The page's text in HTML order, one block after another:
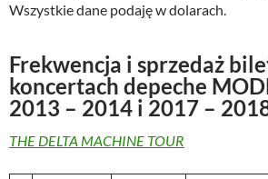
Wszystkie dane podaję w dolarach.
Frekwencja i sprzedaż
koncertach depeche
2013 – 2014 i 2017 –
THE DELTA MACHINE TOUR